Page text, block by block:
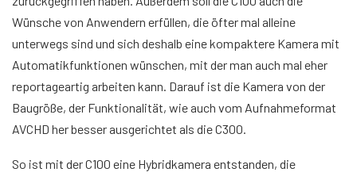
Wünsche von Anwendern erfüllen, die öfter mal alleine
unterwegs sind und sich deshalb eine kompaktere Kamera mit
Automatikfunktionen wünschen, mit der man auch mal eher
reportageartig arbeiten kann. Darauf ist die Kamera von der
Baugröße, der Funktionalität, wie auch vom Aufnahmeformat
AVCHD her besser ausgerichtet als die C300.
So ist mit der C100 eine Hybridkamera entstanden, die